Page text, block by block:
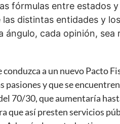
fórmulas entre estados
distintas entidades y
cada opinión, sea
a un nuevo Pacto
pasiones y que se
70/30, que aumentaría
que así presten servicios